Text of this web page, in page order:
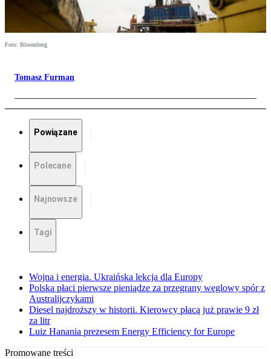
Foto: Bloomberg
Tomasz Furman
Powiązane
Polecane
Najnowsze
Tagi
Wojna i energia. Ukraińska lekcja dla Europy
Polska płaci pierwsze pieniądze za przegrany węglowy spór z
Australijczykami
Diesel najdroższy w historii. Kierowcy płacą już prawie 9 zł
za litr
Luiz Hanania prezesem Energy Efficiency for Europe
Promowane treści